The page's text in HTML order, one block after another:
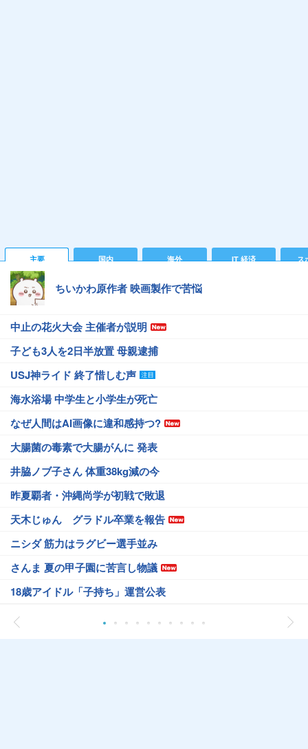
主要 国内 海外 IT 経済 ス
ちいかわ原作者 映画製作で苦悩
中止の花火大会 主催者が説明
子ども3人を2日半放置 母親逮捕
USJ神ライド 終了惜しむ声
海水浴場 中学生と小学生が死亡
なぜ人間はAI画像に違和感持つ?
大腸菌の毒素で大腸がんに 発表
井脇ノブ子さん 体重38kg減の今
昨夏覇者・沖縄尚学が初戦で敗退
天木じゅん グラドル卒業を報告
ニシダ 筋力はラグビー選手並み
さんま 夏の甲子園に苦言し物議
18歳アイドル「子持ち」運営公表